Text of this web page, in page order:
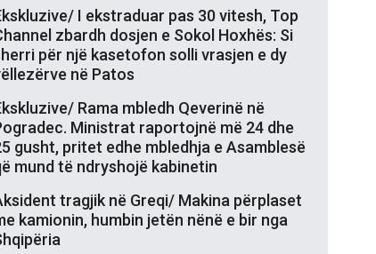
I ekstraduar pas 30 vitesh, Top
zbardh dosjen e Sokol Hoxhës: Si
për një kasetofon solli vrasjen e dy
në Patos
Rama mbledh Qeverinë në
Ministrat raportojnë më 24 dhe
gusht, pritet edhe mbledhja e Asamblesë
mund të ndryshojë kabinetin
tragjik në Greqi/ Makina përplaset
kamionin, humbin jetën nënë e bir nga